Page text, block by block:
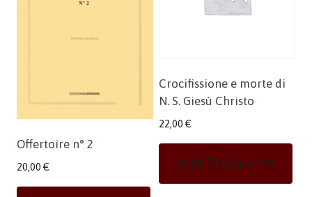
Offertoire n° 2
20,00 €
Crocifissione e morte di
N. S. Giesù Christo
22,00 €
Add To Cart